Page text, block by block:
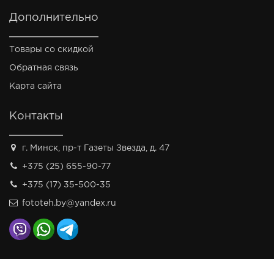
Дополнительно
Товары со скидкой
Обратная связь
Карта сайта
Контакты
г. Минск, пр-т Газеты Звезда, д. 47
+375 (25) 655-90-77
+375 (17) 35-500-35
fototeh.by@yandex.ru